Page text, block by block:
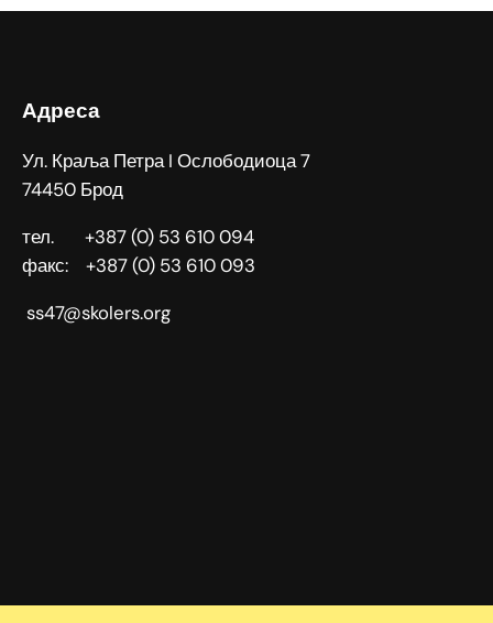
Адреса
Ул. Краља Петра I Ослободиоца 7
74450 Брод
тел. +387 (0) 53 610 094
факс: +387 (0) 53 610 093
ss47@skolers.org